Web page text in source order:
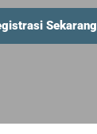
Sekarang